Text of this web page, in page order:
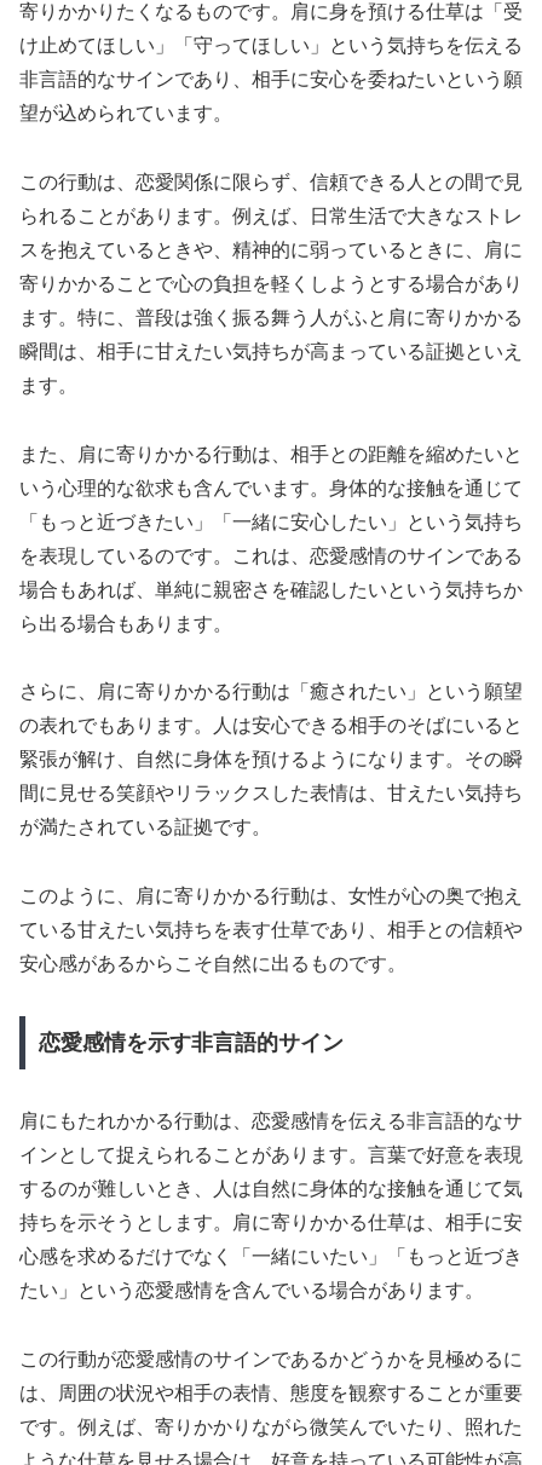
寄りかかりたくなるものです。肩に身を預ける仕草は「受
け止めてほしい」「守ってほしい」という気持ちを伝える
非言語的なサインであり、相手に安心を委ねたいという願
望が込められています。
この行動は、恋愛関係に限らず、信頼できる人との間で見
られることがあります。例えば、日常生活で大きなストレ
スを抱えているときや、精神的に弱っているときに、肩に
寄りかかることで心の負担を軽くしようとする場合があり
ます。特に、普段は強く振る舞う人がふと肩に寄りかかる
瞬間は、相手に甘えたい気持ちが高まっている証拠といえ
ます。
また、肩に寄りかかる行動は、相手との距離を縮めたいと
いう心理的な欲求も含んでいます。身体的な接触を通じて
「もっと近づきたい」「一緒に安心したい」という気持ち
を表現しているのです。これは、恋愛感情のサインである
場合もあれば、単純に親密さを確認したいという気持ちか
ら出る場合もあります。
さらに、肩に寄りかかる行動は「癒されたい」という願望
の表れでもあります。人は安心できる相手のそばにいると
緊張が解け、自然に身体を預けるようになります。その瞬
間に見せる笑顔やリラックスした表情は、甘えたい気持ち
が満たされている証拠です。
このように、肩に寄りかかる行動は、女性が心の奥で抱え
ている甘えたい気持ちを表す仕草であり、相手との信頼や
安心感があるからこそ自然に出るものです。
恋愛感情を示す非言語的サイン
肩にもたれかかる行動は、恋愛感情を伝える非言語的なサ
インとして捉えられることがあります。言葉で好意を表現
するのが難しいとき、人は自然に身体的な接触を通じて気
持ちを示そうとします。肩に寄りかかる仕草は、相手に安
心感を求めるだけでなく「一緒にいたい」「もっと近づき
たい」という恋愛感情を含んでいる場合があります。
この行動が恋愛感情のサインであるかどうかを見極めるに
は、周囲の状況や相手の表情、態度を観察することが重要
です。例えば、寄りかかりながら微笑んでいたり、照れた
ような仕草を見せる場合は、好意を持っている可能性が高